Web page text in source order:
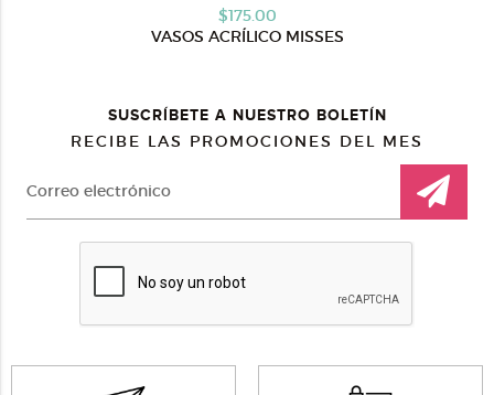
$175.00
VASOS ACRÍLICO MISSES
SUSCRÍBETE A NUESTRO BOLETÍN
RECIBE LAS PROMOCIONES DEL MES